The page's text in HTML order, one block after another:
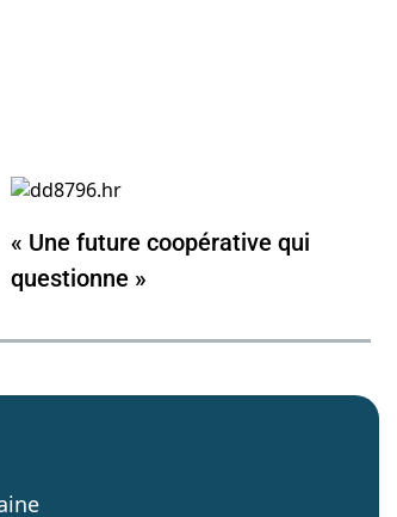
« Une future coopérative qui
questionne »